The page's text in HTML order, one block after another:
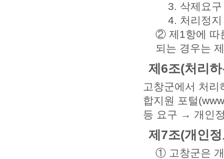
3. 삭제요구
4. 처리정
② 제1항에 따
되는 경우는
제6조(처리
고창군에서 처
합지원 포털
등 요구 → 개인
제7조(개인
① 고창군은